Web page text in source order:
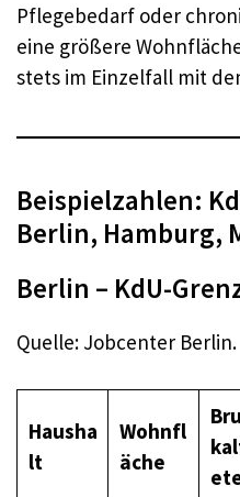
Pflegebedarf oder
eine größere
stets im Einzelfall mit
Beispielzahlen:
Berlin, Hamburg,
Berlin – KdU-
Quelle: Jobcenter Berlin.
Hausha
lt
Wohnfl
äche